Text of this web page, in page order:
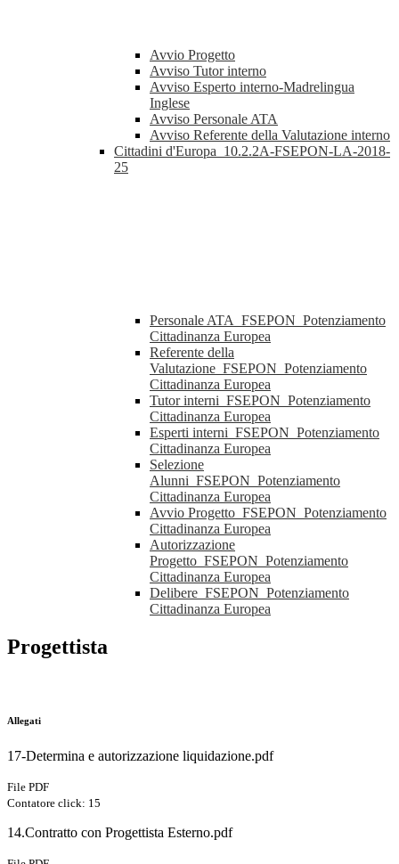
Avvio Progetto
Avviso Tutor interno
Avviso Esperto interno-Madrelingua
Inglese
Avviso Personale ATA
Avviso Referente della Valutazione interno
Cittadini d'Europa_10.2.2A-FSEPON-LA-2018-
25
Personale ATA_FSEPON_Potenziamento
Cittadinanza Europea
Referente della
Valutazione_FSEPON_Potenziamento
Cittadinanza Europea
Tutor interni_FSEPON_Potenziamento
Cittadinanza Europea
Esperti interni_FSEPON_Potenziamento
Cittadinanza Europea
Selezione
Alunni_FSEPON_Potenziamento
Cittadinanza Europea
Avvio Progetto_FSEPON_Potenziamento
Cittadinanza Europea
Autorizzazione
Progetto_FSEPON_Potenziamento
Cittadinanza Europea
Delibere_FSEPON_Potenziamento
Cittadinanza Europea
Progettista
Allegati
17-Determina e autorizzazione liquidazione.pdf
File PDF
Contatore click: 15
14.Contratto con Progettista Esterno.pdf